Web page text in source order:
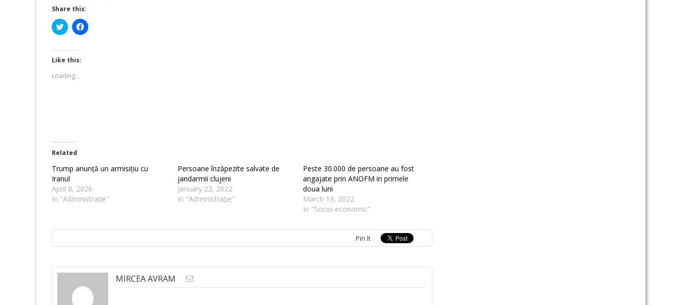
Share this:
Click
to
Twitter
(Opens
in
new
window)
Click
to
Like this:
Loading...
Related
Trump anunță un armisițiu cu
Iranul
April 8, 2026
In "Administrație"
Persoane înzăpezite salvate de
jandarmii clujeni
January 22, 2022
In "Administrație"
Peste 30.000 de persoane au fost
angajate prin ANOFM in primele
doua luni
March 19, 2022
In "Socio-economic"
Pin It
MIRCEA AVRAM